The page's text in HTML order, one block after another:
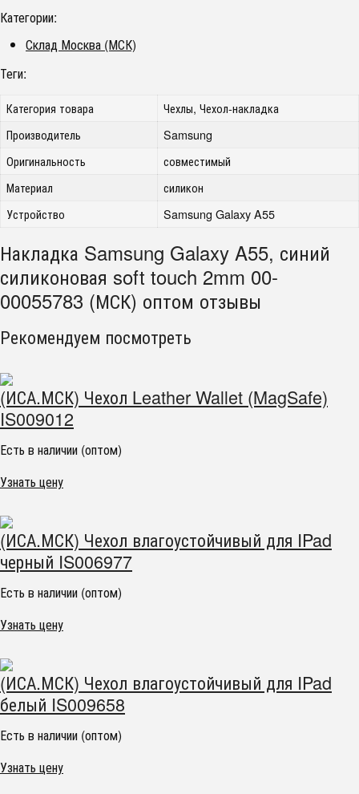
Категории:
Склад Москва (МСК)
Теги:
Категория товара
Чехлы, Чехол-накладка
Производитель
Samsung
Оригинальность
совместимый
Материал
силикон
Устройство
Samsung Galaxy A55
Накладка Samsung Galaxy A55, синий
силиконовая soft touch 2mm 00-
00055783 (МСК) оптом отзывы
Рекомендуем посмотреть
(ИСА.МСК) Чехол Leather Wallet (MagSafe)
IS009012
Есть в наличии (оптом)
Узнать цену
(ИСА.МСК) Чехол влагоустойчивый для IPad
черный IS006977
Есть в наличии (оптом)
Узнать цену
(ИСА.МСК) Чехол влагоустойчивый для IPad
белый IS009658
Есть в наличии (оптом)
Узнать цену